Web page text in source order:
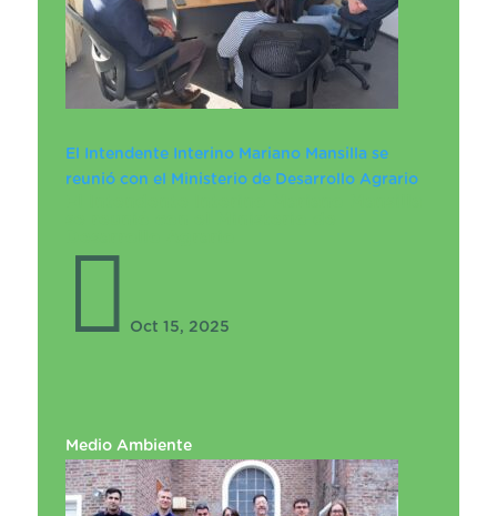
El Intendente Interino Mariano Mansilla se
reunió con el Ministerio de Desarrollo Agrario
 Oct 15, 2025
Medio Ambiente